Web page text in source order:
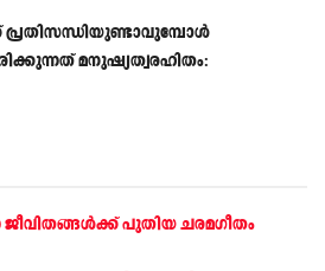
പ്രതിസന്ധിയുണ്ടാവുമ്പോള്‍
മനുഷ്യത്വരഹിതം:
പുതിയ ചരമഗീതം